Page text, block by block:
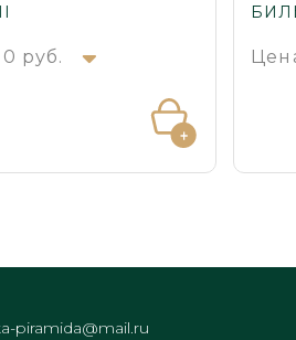
руб.
piramida@mail.ru